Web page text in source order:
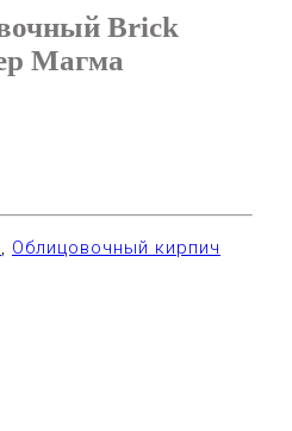
Brick
Магма
Облицовочный кирпич